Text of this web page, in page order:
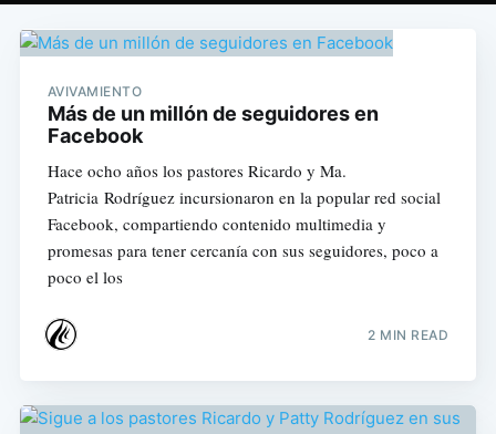
AVIVAMIENTO
Más de un millón de seguidores en
Facebook
Hace ocho años los pastores Ricardo y Ma.
Patricia Rodríguez incursionaron en la popular red social
Facebook, compartiendo contenido multimedia y
promesas para tener cercanía con sus seguidores, poco a
poco el los
2 MIN READ